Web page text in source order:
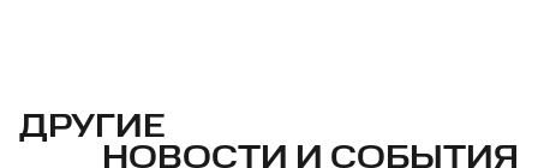
ДРУГИЕ
НОВОСТИ И СОБЫТИЯ